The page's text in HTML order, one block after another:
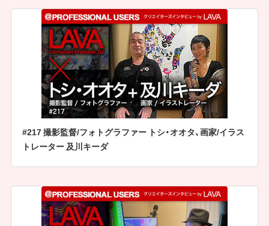
#217 撮影監督/フォトグラファー トシ・オオタ、画家/イラス
トレーター 及川キーダ